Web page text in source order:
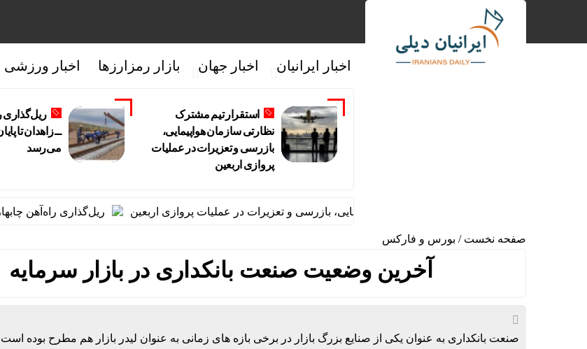
اخبار ایرانیان اخبار جهان بازار رمزارزها اخبار ورزشی
استقرار تیم مشترک
نظارتی سازمان هواپیمایی،
بازرسی و تعزیرات در عملیات
پروازی اربعین
ریل‌گذاری
ــ زاهدان تا
می‌رسد
تیم مشترک نظارتی سازمان هواپیمایی، بازرسی و تعزیرات در عملیات پروازی اربعین ریل‌گذاری راه‌آهن چابهار ــ
صفحه نخست / بورس و فارکس
آخرین وضعیت صنعت بانکداری در بازار سرمایه
صنعت بانکداری به عنوان یکی از صنایع بزرگ بازار در برخی بازه های زمانی به عنوان لیدر بازار هم مطرح بوده